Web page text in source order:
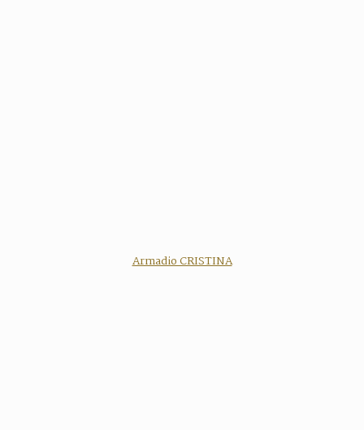
Armadio CRISTINA